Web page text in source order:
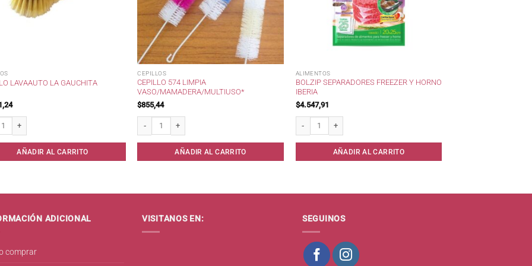
LAVAAUTO LA GAUCHITA
lavaauto La Gauchita cantidad
AÑADIR AL CARRITO
CEPILLOS
CEPILLO 574 LIMPIA
VASO/MAMADERA/MULTIUSO*
$855,44
Cepillo 574 Limpia Vaso/Mamadera/Multiuso* cantidad
AÑADIR AL CARRITO
ALIMENTOS
BOLZIP SEPARADORES FREEZER Y HORNO
IBERIA
$4.547,91
Bolzip Separadores Freezer y Horno Iberia cantidad
AÑADIR AL CARRITO
ADICIONAL
comprar
VISITANOS EN: SEGUINOS